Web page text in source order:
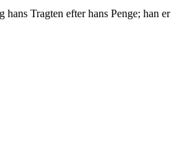
Tragten efter hans Penge; han er